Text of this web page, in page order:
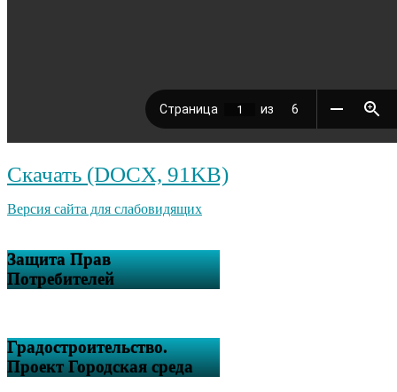
Скачать (DOCX, 91KB)
Версия сайта для слабовидящих
Защита Прав
Потребителей
Градостроительство.
Проект Городская среда